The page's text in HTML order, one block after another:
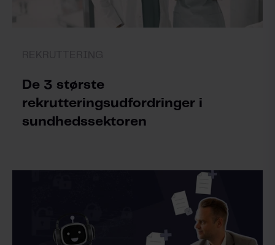
De 3 største
rekrutteringsudfordringer i
sundhedssektoren